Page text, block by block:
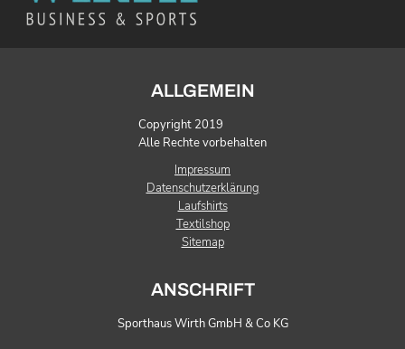
ALLGEMEIN
Copyright 2019
Alle Rechte vorbehalten
Impressum
Datenschutzerklärung
Laufshirts
Textilshop
Sitemap
ANSCHRIFT
Sporthaus Wirth GmbH & Co KG